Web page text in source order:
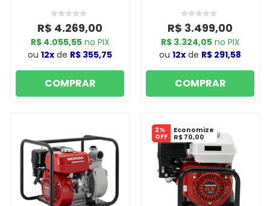
R$ 4.269,00
R$ 4.055,55no PIX
ou 12x de R$ 355,75
COMPRAR
Oleo Part Manual
R$ 3.499,00
R$ 3.324,05no PIX
ou 12x de R$ 291,58
COMPRAR
2%
OFF
Economize
R$ 70,00